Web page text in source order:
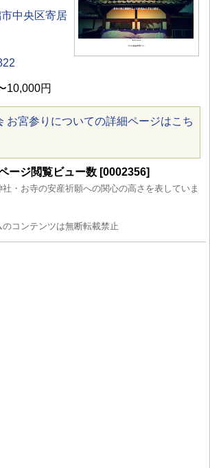
中央区寄居
10,000円
お宮参りについての詳細ページはこち
ージ閲覧ビュー数 [0002356]
・お寺の安産祈願への関心の高さを表していま
コンテンツは無断転載禁止